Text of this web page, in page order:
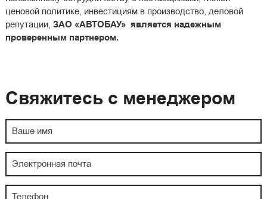
ценовой политике, инвестициям в производство, деловой
репутации, ЗАО «АВТОБАУ» является надежным
проверенным партнером.
Свяжитесь с менеджером